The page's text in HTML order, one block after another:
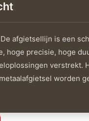
afgietsellijn is een
hoge precisie, hoge
verstrekt.
worden